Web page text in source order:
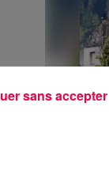
sans accepter